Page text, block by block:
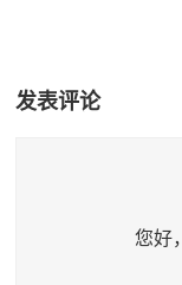
发表评论
您好，